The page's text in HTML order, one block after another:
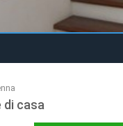
di casa